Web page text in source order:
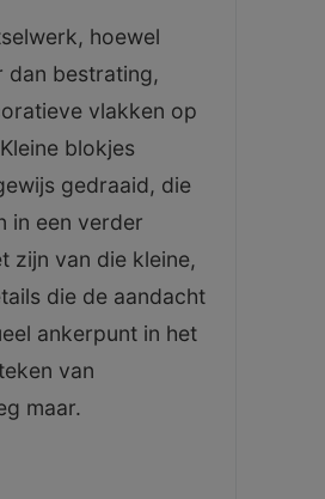
hoewel
dan bestrating,
vlakken op
blokjes
gedraaid, die
in een verder
zijn van die kleine,
die de aandacht
ankerpunt in het
van
maar.